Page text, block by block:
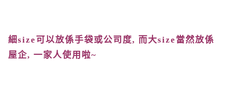
細 size 可以放係手袋或公司度, 而大size 當然放係
屋企, 一家人使用啦~